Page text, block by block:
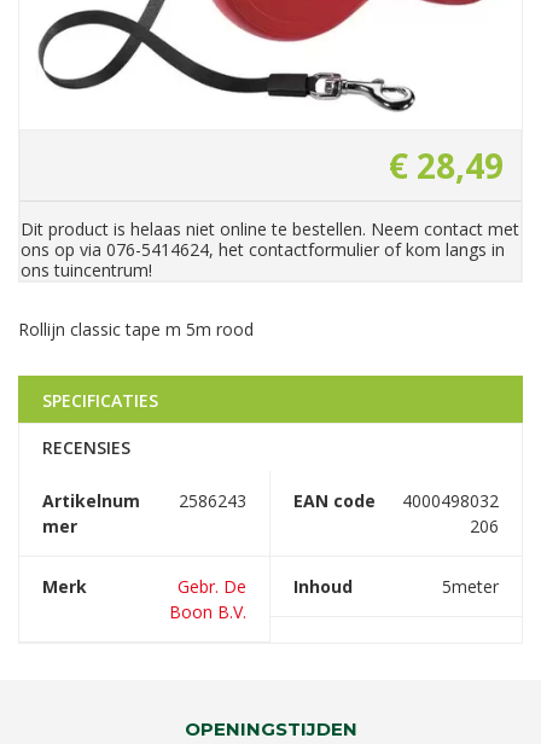
€ 28,49
Dit product is helaas niet online te bestellen. Neem contact met
ons op via 076-5414624, het contactformulier of kom langs in
ons tuincentrum!
Rollijn classic tape m 5m rood
SPECIFICATIES
RECENSIES
Artikelnum
mer
2586243 EAN code
4000498032
206
Merk
Gebr. De
Boon B.V.
Inhoud 5meter
OPENINGSTIJDEN